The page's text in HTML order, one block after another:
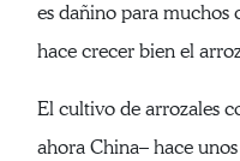
es dañino para
hace crecer bien el
El cultivo de arrozales
ahora China– hace